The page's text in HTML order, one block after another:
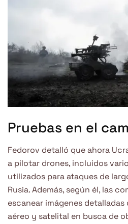
Pruebas en el
Fedorov detalló que ahora
a pilotar drones, incluidos
utilizados para ataques de
Rusia. Además, según él, las
escanear imágenes
aéreo y satelital en busca de